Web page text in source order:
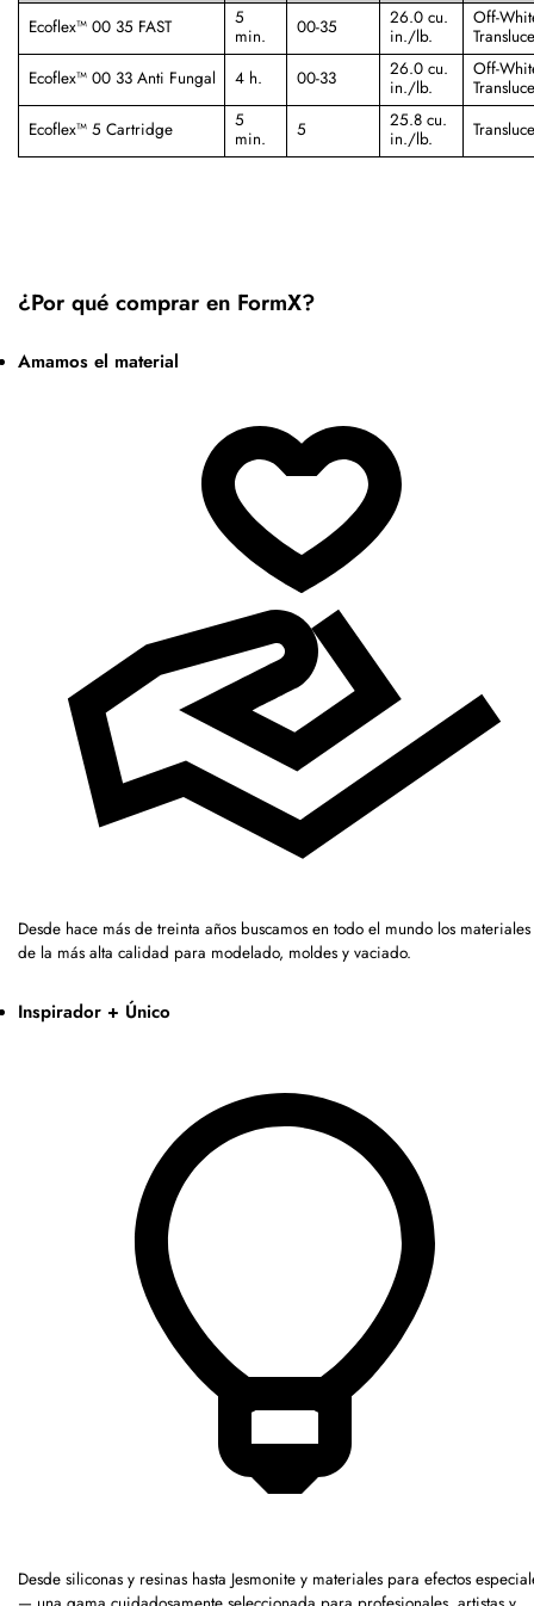
Ecoflex™ 00 35 FAST
5
min.
00-35
26.0 cu.
in./lb.
Off-
Ecoflex™ 00 33 Anti Fungal
4 h. 00-33
26.0 cu.
in./lb.
Off-
Ecoflex™ 5 Cartridge
5
min.
5
25.8 cu.
in./lb.
¿Por qué comprar en FormX?
Amamos el material
Desde hace más de treinta años buscamos en todo el mundo los materiales
de la más alta calidad para modelado, moldes y vaciado.
Inspirador + Único
Desde siliconas y resinas hasta Jesmonite y materiales para efectos